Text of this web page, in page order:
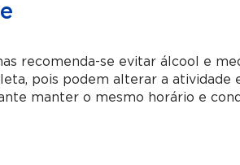
recomenda-se evitar álcool e
pois podem alterar a atividade
manter o mesmo horário e